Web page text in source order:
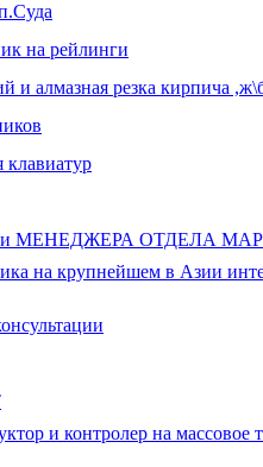
на рейлинги
и алмазная резка кирпича
клавиатур
и МЕНЕДЖЕРА ОТДЕЛА
на крупнейшем в Азии
и контролер на массовое